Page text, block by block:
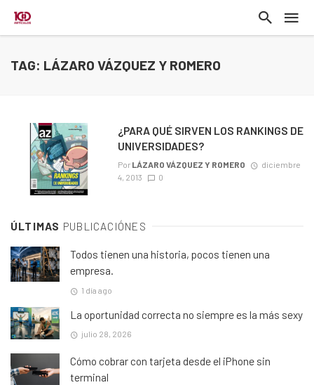
TAG: LÁZARO VÁZQUEZ Y ROMERO
¿PARA QUÉ SIRVEN LOS RANKINGS DE
UNIVERSIDADES?
Por LÁZARO VÁZQUEZ Y ROMERO
diciembre
4, 2013
0
ÚLTIMAS PUBLICACIÓNES
Todos tienen una historia, pocos tienen una
empresa.
1 día ago
La oportunidad correcta no siempre es la más sexy
julio 28, 2026
Cómo cobrar con tarjeta desde el iPhone sin
terminal